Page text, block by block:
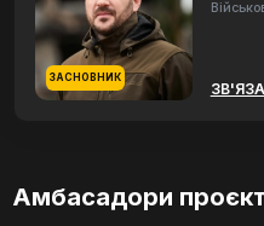
ЗАСНОВНИК
Амбасадори